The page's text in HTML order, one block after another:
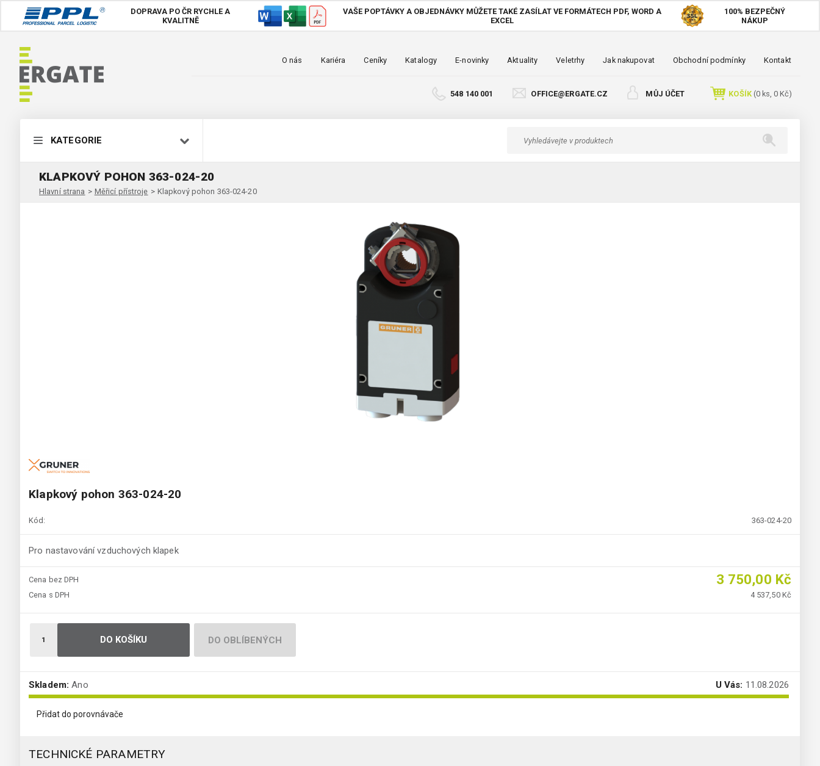
DOPRAVA PO ČR RYCHLE A
KVALITNĚ
VAŠE POPTÁVKY A OBJEDNÁVKY MŮŽETE TAKÉ ZASÍLAT VE FORMÁTECH PDF, WORD A
EXCEL
100% BEZPEČNÝ
NÁKUP
O nás Kariéra Ceníky Katalogy E-novinky Aktuality Veletrhy Jak nakupovat Obchodní podmínky Kontakt
548 140 001 OFFICE@ERGATE.CZ MŮJ ÚČET KOŠÍK(0ks, 0 Kč)
KATEGORIE
KLAPKOVÝ POHON 363-024-20
Hlavní strana > Měřicí přístroje > Klapkový pohon 363-024-20
Klapkový pohon 363-024-20
Kód: 363-024-20
Pro nastavování vzduchových klapek
Cena bez DPH 3 750,00 Kč
Cena s DPH 4 537,50 Kč
DO KOŠÍKU DO OBLÍBENÝCH
Skladem: Ano U Vás: 11.08.2026
Přidat do porovnávače
TECHNICKÉ PARAMETRY